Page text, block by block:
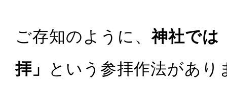
ご存知のように、神社では
拝」 という参拝作法があり